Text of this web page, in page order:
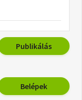
Publikálás
Belépek